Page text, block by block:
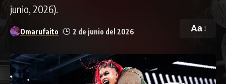
junio, 2026).
Omarufaito 2 de junio del 2026 Aa